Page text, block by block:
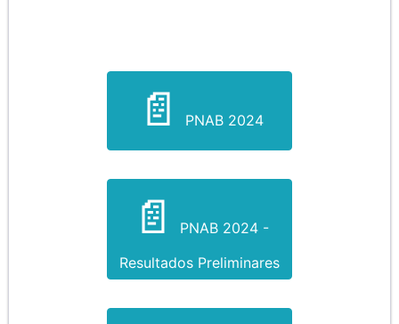
PNAB 2024
PNAB 2024 -
Resultados Preliminares